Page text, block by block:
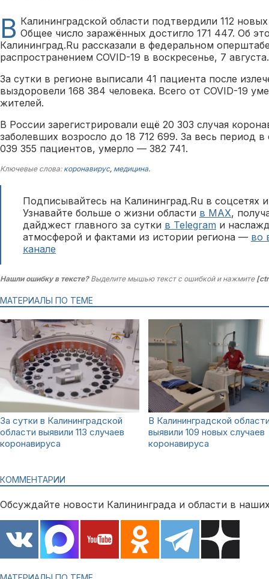
В Калининградской области подтвердили 112
Общее число заражённых достигло 171 447. Об
Калининград.Ru рассказали в федеральном
распространением COVID-19 в воскресенье, 7 августа.
За сутки в регионе выписали 41 пациента после
выздоровели 168 384 человека. Всего от COVID-19
жителей.
В России зарегистрировали ещё 20 303 случая
заболевших возросло до 18 712 699. За весь период
039 355 пациентов, умерло — 382 741.
Ключевые слова: коронавирус, медицина.
Подписывайтесь на Калининград.Ru в соцсетях
Узнавайте больше о жизни области в MAX,
дайджест главного за сутки в Telegram и
атмосферой и фактами из истории региона — во
канале
Нашли ошибку в тексте?Выделите мышью текст с ошибкой и нажмите
МАТЕРИАЛЫ ПО ТЕМЕ
За сутки в Калининградской
области выявили 113 случаев
коронавируса
В Калининградской
выявили 109 новых случаев
коронавируса
КОММЕНТАРИИ
Обсуждайте новости Калининграда и области в